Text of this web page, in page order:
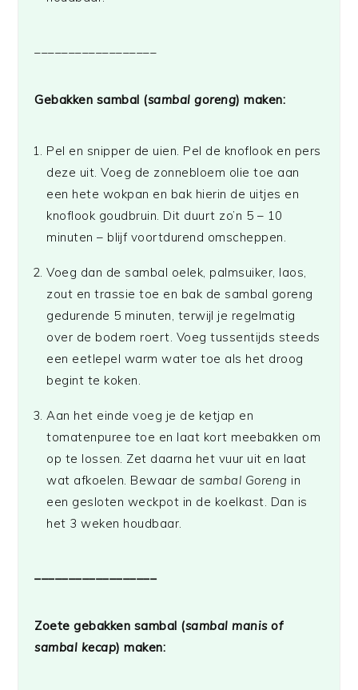
Gebakken sambal (sambal goreng) maken:
Pel en snipper de uien. Pel de knoflook en pers
deze uit. Voeg de zonnebloem olie toe aan
een hete wokpan en bak hierin de uitjes en
knoflook goudbruin. Dit duurt zo’n 5 – 10
minuten – blijf voortdurend omscheppen.
Voeg dan de sambal oelek, palmsuiker, laos,
zout en trassie toe en bak de sambal goreng
gedurende 5 minuten, terwijl je regelmatig
over de bodem roert. Voeg tussentijds steeds
een eetlepel warm water toe als het droog
begint te koken.
Aan het einde voeg je de ketjap en
tomatenpuree toe en laat kort meebakken om
op te lossen. Zet daarna het vuur uit en laat
wat afkoelen. Bewaar desambal Goreng in
een gesloten weckpot in de koelkast. Dan is
het 3 weken houdbaar.
__________________
Zoete gebakken sambal (sambal manis of
sambal kecap) maken: